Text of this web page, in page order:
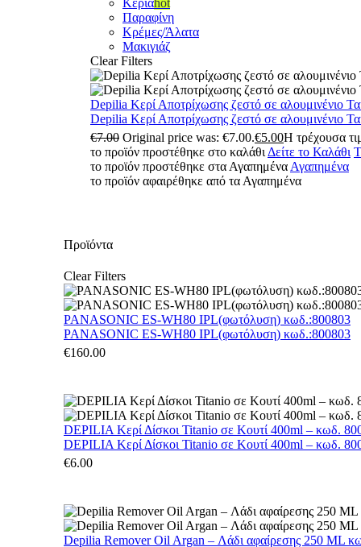
Κεριάhot
Παραφίνη
Κρέμες/Άλατα
Μακιγιάζ
Clear Filters
Depilia Κερί Αποτρίχωσης ζεστό σε αλουμινένιο
Depilia Κερί Αποτρίχωσης ζεστό σε αλουμινένιο
€7.00 Original price was: €7.00.€5.00Η τρέχουσα
το προϊόν προστέθηκε στο καλάθι Δείτε το Καλάθι
το προϊόν προστέθηκε στα Αγαπημένα Αγαπημένα
το προϊόν αφαιρέθηκε από τα Αγαπημένα
Προϊόντα
Clear Filters
PANASONIC ES-WH80 IPL(φωτόλυση) κωδ.:800803
PANASONIC ES-WH80 IPL(φωτόλυση) κωδ.:800803
€160.00
DEPILIA Κερί Δίσκοι Titanio σε Κουτί 400ml – κωδ.
DEPILIA Κερί Δίσκοι Titanio σε Κουτί 400ml – κωδ.
€6.00
Depilia Remover Oil Argan – Λάδι αφαίρεσης 250 ML